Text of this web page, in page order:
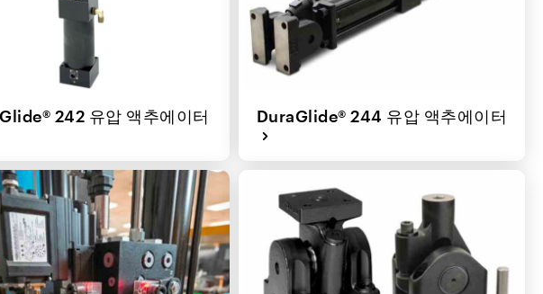
242 유압 액추에이터 DuraGlide® 244 유압 액추에이터